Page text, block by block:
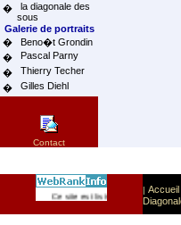
�
la diagonale des
sous
Galerie de portraits
�
Beno�t Grondin
�
Pascal Parny
�
Thierry Techer
�
Gilles Diehl
Contact
Ce site est list� dans la cat�gorie
| Accueil